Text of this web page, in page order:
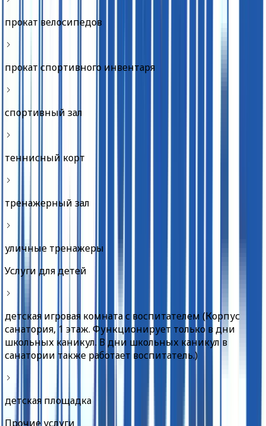
прокат велосипедов
прокат спортивного инвентаря
спортивный зал
теннисный корт
тренажерный зал
уличные тренажеры
Услуги для детей
детская игровая комната с воспитателем (Корпус
санатория, 1 этаж. Функционирует только в дни
школьных каникул. В дни школьных каникул в
санатории также работает воспитатель.)
детская площадка
Прочие услуги